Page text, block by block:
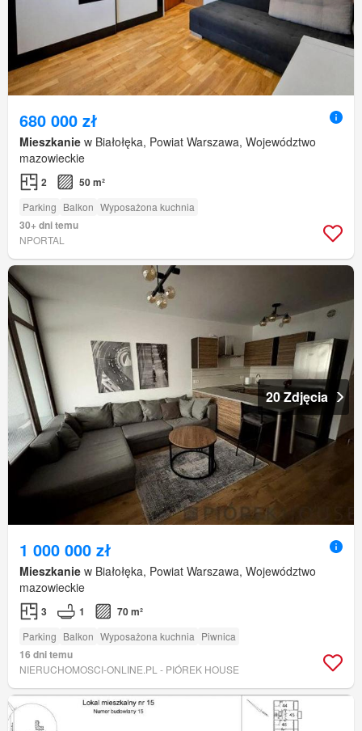
680 000 zł
Mieszkanie w Białołęka, Powiat Warszawa, Województwo
mazowieckie
2 50 m²
Parking Balkon Wyposażona kuchnia
30+ dni temu
NPORTAL
20 Zdjęcia
1 000 000 zł
Mieszkanie w Białołęka, Powiat Warszawa, Województwo
mazowieckie
3 1 70 m²
Parking Balkon Wyposażona kuchnia Piwnica
16 dni temu
NIERUCHOMOSCI-ONLINE.PL - PIÓREK HOUSE